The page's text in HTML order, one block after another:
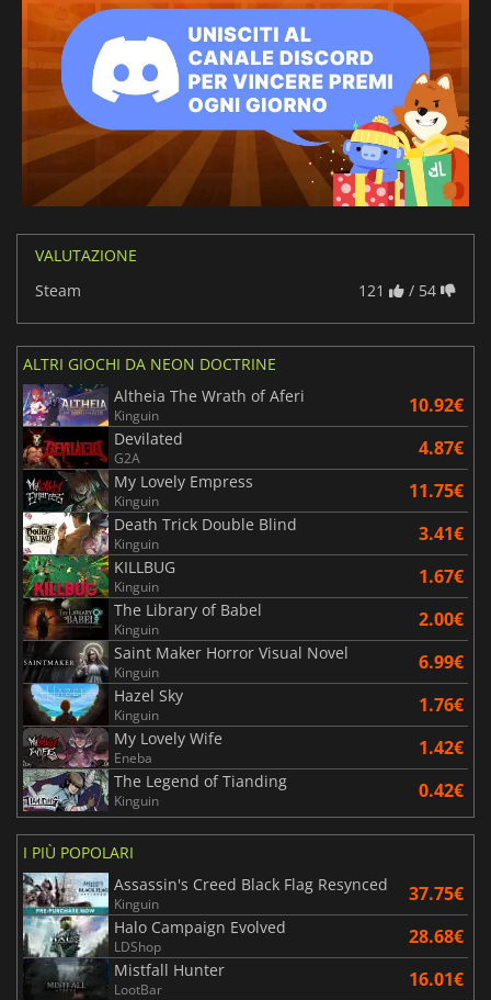
VALUTAZIONE
Steam
121 / 54
ALTRI GIOCHI DA NEON DOCTRINE
Altheia The Wrath of Aferi
Kinguin 10.92€
Devilated
G2A 4.87€
My Lovely Empress
Kinguin 11.75€
Death Trick Double Blind
Kinguin 3.41€
KILLBUG
Kinguin 1.67€
The Library of Babel
Kinguin 2.00€
Saint Maker Horror Visual Novel
Kinguin 6.99€
Hazel Sky
Kinguin 1.76€
My Lovely Wife
Eneba 1.42€
The Legend of Tianding
Kinguin 0.42€
I PIÙ POPOLARI
Assassin's Creed Black Flag Resynced
Kinguin 37.75€
Halo Campaign Evolved
LDShop 28.68€
Mistfall Hunter
LootBar 16.01€